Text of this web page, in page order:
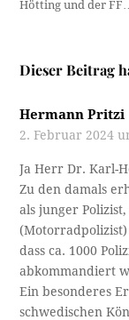
Hötting und der FF…
Dieser Beitrag
Hermann Pritzi
2. Februar 2024
Ja Herr Dr. Karl-
Zu den damals
als junger
dass ca. 1000
abkommandiert
Ein besonderes
schwedischen